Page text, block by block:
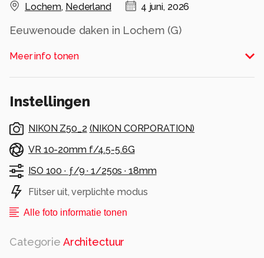
Lochem, Nederland 4 juni, 2026
Eeuwenoude daken in Lochem (G)
Alle rechten voorbehouden
Meer info tonen
Instellingen
NIKON Z50_2 (NIKON CORPORATION)
VR 10-20mm f/4.5-5.6G
ISO 100 · ƒ/9 ·1/250s ·18mm
Flitser uit, verplichte modus
Alle foto informatie tonen
Categorie Architectuur